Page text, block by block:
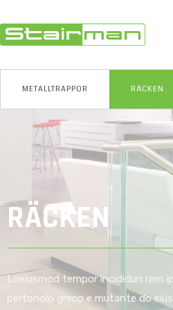
METALLTRAPPOR RÄCKEN
RÄCKEN
Loeiusmod tempor incididun rem
pertonolo greco e mutante do